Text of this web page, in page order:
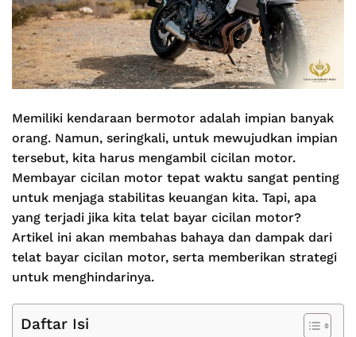
Memiliki kendaraan bermotor adalah impian banyak
orang. Namun, seringkali, untuk mewujudkan impian
tersebut, kita harus mengambil cicilan motor.
Membayar cicilan motor tepat waktu sangat penting
untuk menjaga stabilitas keuangan kita. Tapi, apa
yang terjadi jika kita telat bayar cicilan motor?
Artikel ini akan membahas bahaya dan dampak dari
telat bayar cicilan motor, serta memberikan strategi
untuk menghindarinya.
Daftar Isi